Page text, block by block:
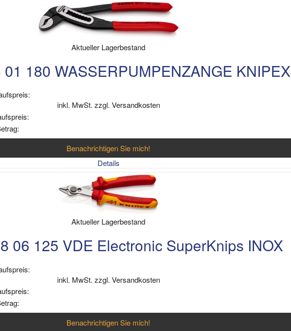
Aktueller Lagerbestand
01 180 WASSERPUMPENZANGE KNIPEX
inkl. MwSt. zzgl. Versandkosten
Benachrichtigen Sie mich!
Details
Aktueller Lagerbestand
06 125 VDE Electronic SuperKnips INOX
inkl. MwSt. zzgl. Versandkosten
Benachrichtigen Sie mich!